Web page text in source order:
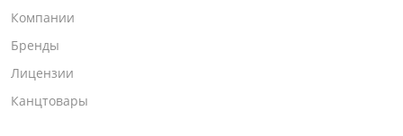
Компании
Бренды
Лицензии
Канцтовары